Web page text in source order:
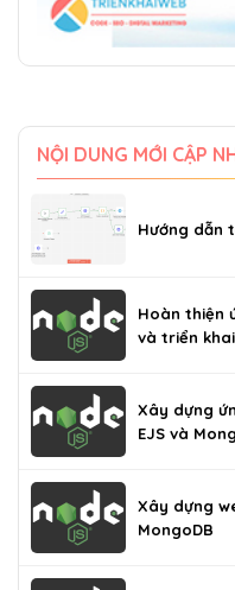
NỘI DUNG MỚI CẬP
Hướng dẫn
Hoàn thiện
và triển
Xây dựng
EJS và
Xây dựng
MongoDB